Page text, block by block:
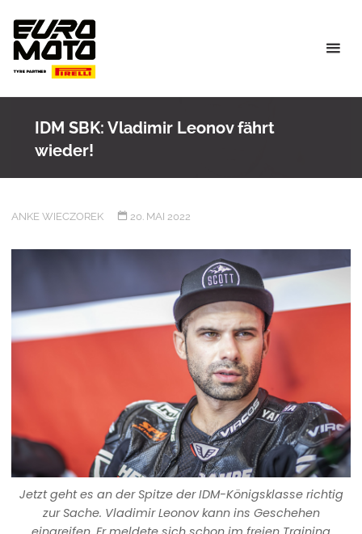
content
IDM SBK: Vladimir Leonov fährt
wieder!
ANKE WIECZOREK 20. MAI 2022
Jetzt geht es an der Spitze der IDM-Königsklasse richtig
zur Sache. Vladimir Leonov kann ins Geschehen